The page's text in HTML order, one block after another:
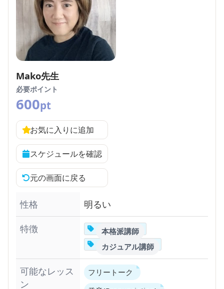
Mako先生
必要ポイント
600pt
お気に入りに追加
スケジュールを確認
元の画面に戻る
性格
明るい
特徴
本格派講師
カジュアル講師
可能なレッス
ン
フリートーク